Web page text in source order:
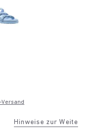
Hinweise zur Weite